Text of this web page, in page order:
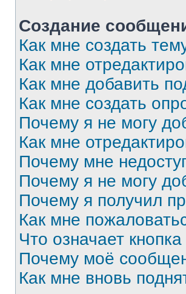
Создание
Как мне создать
Как мне
Как мне добавить
Как мне создать
Почему я не могу
Как мне
Почему мне
Почему я не могу
Почему я получил
Как мне
Что означает
Почему моё
Как мне вновь